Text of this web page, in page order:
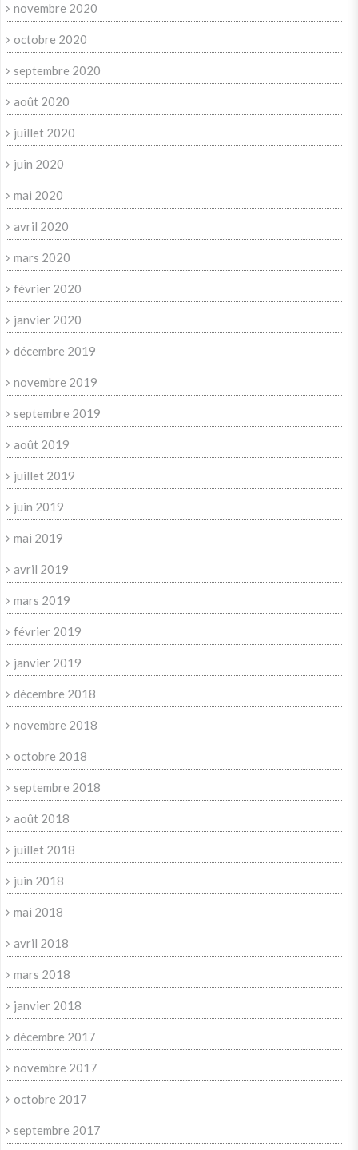
novembre 2020
octobre 2020
septembre 2020
août 2020
juillet 2020
juin 2020
mai 2020
avril 2020
mars 2020
février 2020
janvier 2020
décembre 2019
novembre 2019
septembre 2019
août 2019
juillet 2019
juin 2019
mai 2019
avril 2019
mars 2019
février 2019
janvier 2019
décembre 2018
novembre 2018
octobre 2018
septembre 2018
août 2018
juillet 2018
juin 2018
mai 2018
avril 2018
mars 2018
janvier 2018
décembre 2017
novembre 2017
octobre 2017
septembre 2017